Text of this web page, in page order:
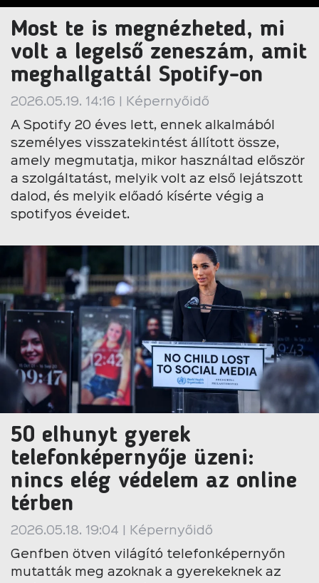
Most te is megnézheted, mi
volt a legelső zeneszám, amit
meghallgattál Spotify-on
2026.05.19. 14:16 | Képernyőidő
A Spotify 20 éves lett, ennek alkalmából
személyes visszatekintést állított össze,
amely megmutatja, mikor használtad először
a szolgáltatást, melyik volt az első lejátszott
dalod, és melyik előadó kísérte végig a
spotifyos éveidet.
50 elhunyt gyerek
telefonképernyője üzeni:
nincs elég védelem az online
térben
2026.05.18. 19:04 | Képernyőidő
Genfben ötven világító telefonképernyőn
mutatták meg azoknak a gyerekeknek az